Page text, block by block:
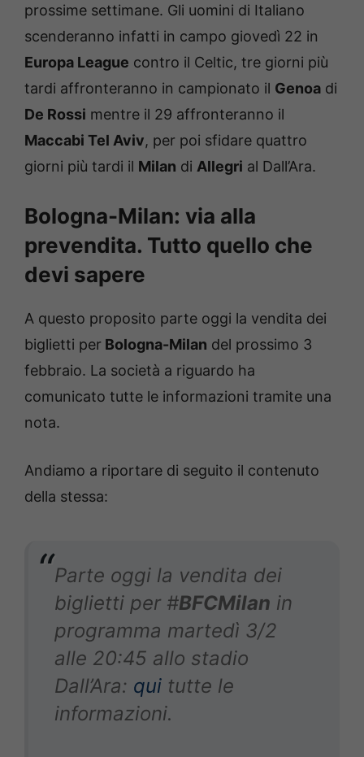
prossime settimane. Gli uomini di Italiano
scenderanno infatti in campo giovedì 22 in
Europa League contro il Celtic, tre giorni più
tardi affronteranno in campionato il Genoa di
De Rossi mentre il 29 affronteranno il
Maccabi Tel Aviv, per poi sfidare quattro
giorni più tardi il Milan di Allegri al Dall’Ara.
Bologna-Milan: via alla
prevendita. Tutto quello che
devi sapere
A questo proposito parte oggi la vendita dei
biglietti per Bologna-Milan del prossimo 3
febbraio. La società a riguardo ha
comunicato tutte le informazioni tramite una
nota.
Andiamo a riportare di seguito il contenuto
della stessa:
Parte oggi la vendita dei
biglietti per #BFCMilan in
programma martedì 3/2
alle 20:45 allo stadio
Dall’Ara: qui tutte le
informazioni.